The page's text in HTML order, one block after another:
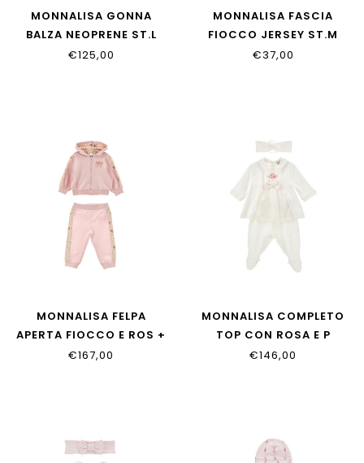
MONNALISA GONNA
BALZA NEOPRENE ST.L
31H702_8651_0080
€125,00
MONNALISA FASCIA
FIOCCO JERSEY ST.M
39H004_8009_0080
€37,00
MONNALISA FELPA
APERTA FIOCCO E ROS +
PANTALONI
€167,00
MONNALISA COMPLETO
TOP CON ROSA E P
35H511_8000_0191
€146,00